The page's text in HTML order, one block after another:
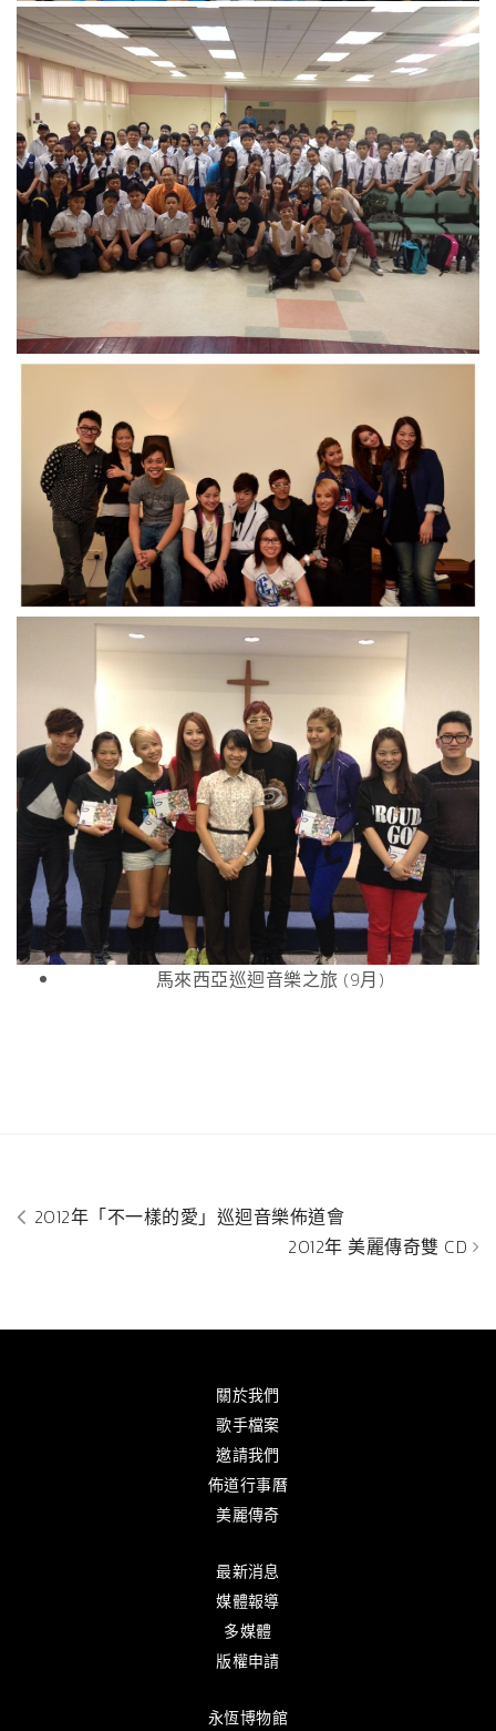
馬來西亞巡迴音樂之旅 (9月)
2012年「不一樣的愛」巡迴音樂佈道會
2012年 美麗傳奇雙 CD
關於我們
歌手檔案
邀請我們
佈道行事曆
美麗傳奇
最新消息
媒體報導
多媒體
版權申請
永恆博物館